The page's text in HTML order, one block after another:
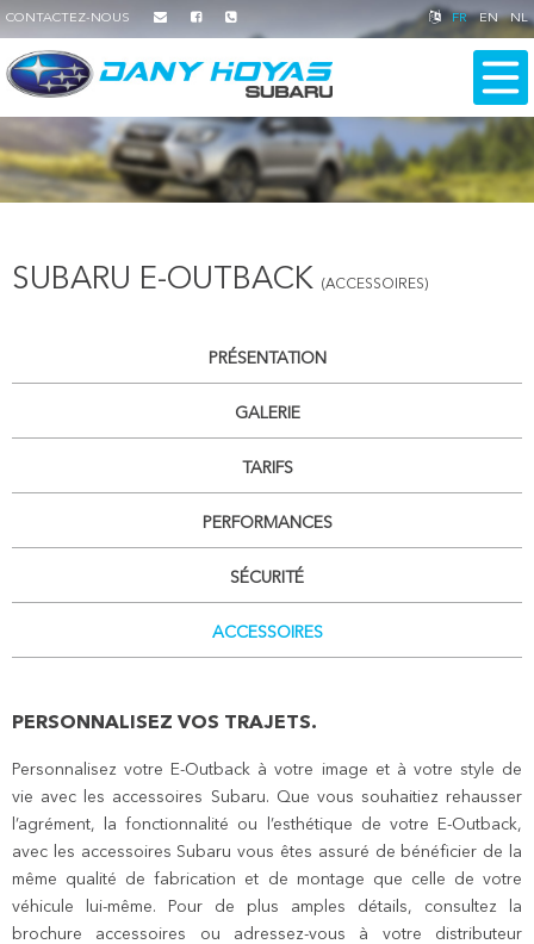
CONTACTEZ-NOUS FR EN NL
SUBARU E-OUTBACK (ACCESSOIRES)
PRÉSENTATION
GALERIE
TARIFS
PERFORMANCES
SÉCURITÉ
ACCESSOIRES
PERSONNALISEZ VOS TRAJETS.
Personnalisez votre E-Outback à votre image et à votre style de
vie avec les accessoires Subaru. Que vous souhaitiez rehausser
l’agrément, la fonctionnalité ou l’esthétique de votre E-Outback,
avec les accessoires Subaru vous êtes assuré de bénéficier de la
même qualité de fabrication et de montage que celle de votre
véhicule lui-même. Pour de plus amples détails, consultez la
brochure accessoires ou adressez-vous à votre distributeur